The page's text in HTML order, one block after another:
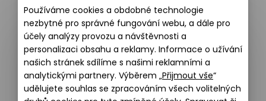
Často trpí bolestmi hlavy
Nemá čistý rukopis
Drží texty při čtení blízko očím
Má při čtení textu problém udržet si přehled o
místě, kam právě dočetl
Má bolavé, podrážděné nebo červené oči
Používáme cookies a obdobné technologie
nezbytné pro správné fungování webu, a dále pro
účely analýzy provozu a návštěvnosti a
personalizaci obsahu a reklamy. Informace o užívání
našich stránek sdílíme s našimi reklamními a
analytickými partnery. Výběrem „Přijmout vše“
udělujete souhlas se zpracováním všech volitelných